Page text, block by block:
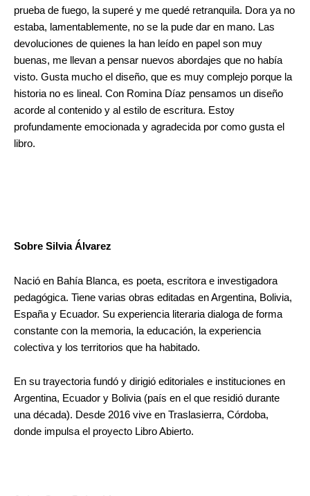
prueba de fuego, la superé y me quedé retranquila. Dora ya no
estaba, lamentablemente, no se la pude dar en mano. Las
devoluciones de quienes la han leído en papel son muy
buenas, me llevan a pensar nuevos abordajes que no había
visto. Gusta mucho el diseño, que es muy complejo porque la
historia no es lineal. Con Romina Díaz pensamos un diseño
acorde al contenido y al estilo de escritura. Estoy
profundamente emocionada y agradecida por como gusta el
libro.
Sobre Silvia Álvarez
Nació en Bahía Blanca, es poeta, escritora e investigadora
pedagógica. Tiene varias obras editadas en Argentina, Bolivia,
España y Ecuador. Su experiencia literaria dialoga de forma
constante con la memoria, la educación, la experiencia
colectiva y los territorios que ha habitado.
En su trayectoria fundó y dirigió editoriales e instituciones en
Argentina, Ecuador y Bolivia (país en el que residió durante
una década). Desde 2016 vive en Traslasierra, Córdoba,
donde impulsa el proyecto Libro Abierto.